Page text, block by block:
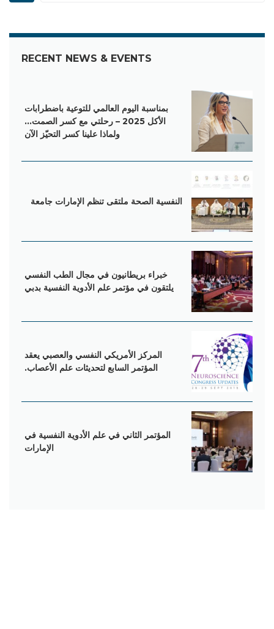
RECENT NEWS & EVENTS
بمناسبة اليوم العالمي للتوعية باضطرابات
الأكل 2025 – رحلتي مع كسر الصمت…
ولماذا علينا كسر التحيّز الآن
‌النفسية‌‌ ‌‌الصحة‌‌ ‌‌ملتقى‌‌ ‌‌تنظم‌‌ ‌‌الإمارات‌‌ ‌‌جامعة‌
خبراء بریطانیون في مجال الطب النفسي
یلتقون في مؤتمر علم الأدویة النفسیة بدبي
المرکز الأمریکي النفسي والعصبي یعقد
المؤتمر السابع لتحدیثات علم الأعصاب.
المؤتمر الثاني في علم الأدوية النفسية في
الإمارات